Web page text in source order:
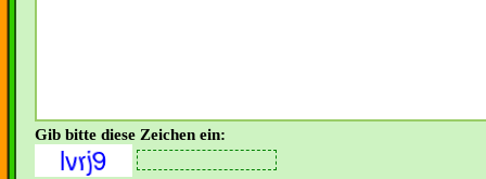
Gib bitte diese Zeichen ein: